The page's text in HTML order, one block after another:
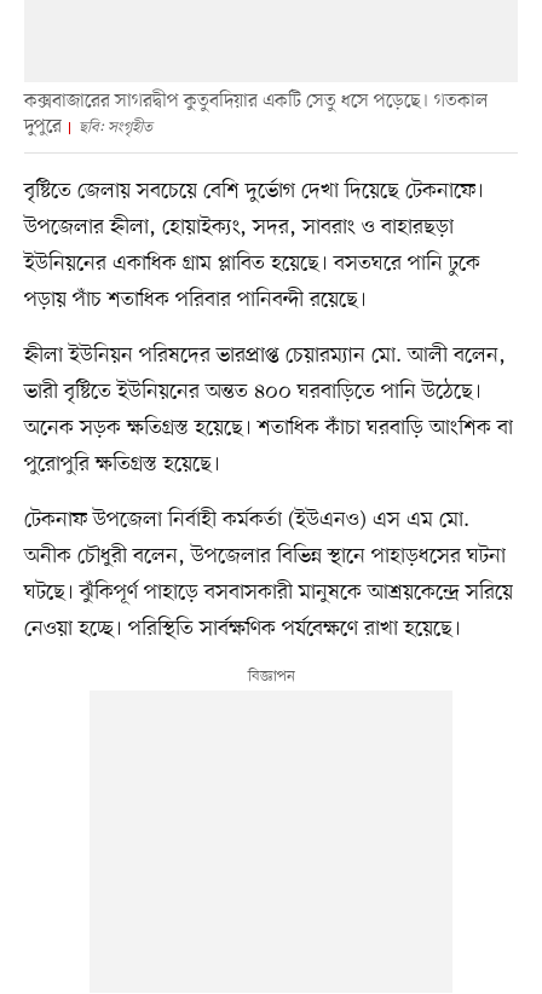
কক্সবাজারের সাগরদ্বীপ কুতুবদিয়ার একটি সেতু ধসে পড়েছে। গতকাল
দুপুরে
ছবি: সংগৃহীত
বৃষ্টিতে জেলায় সবচেয়ে বেশি দুর্ভোগ দেখা দিয়েছে টেকনাফে।
উপজেলার হ্নীলা, হোয়াইক্যং, সদর, সাবরাং ও বাহারছড়া
ইউনিয়নের একাধিক গ্রাম প্লাবিত হয়েছে। বসতঘরে পানি ঢুকে
পড়ায় পাঁচ শতাধিক পরিবার পানিবন্দী রয়েছে।
হ্নীলা ইউনিয়ন পরিষদের ভারপ্রাপ্ত চেয়ারম্যান মো. আলী বলেন,
ভারী বৃষ্টিতে ইউনিয়নের অন্তত ৪০০ ঘরবাড়িতে পানি উঠেছে।
অনেক সড়ক ক্ষতিগ্রস্ত হয়েছে। শতাধিক কাঁচা ঘরবাড়ি আংশিক বা
পুরোপুরি ক্ষতিগ্রস্ত হয়েছে।
টেকনাফ উপজেলা নির্বাহী কর্মকর্তা (ইউএনও) এস এম মো.
অনীক চৌধুরী বলেন, উপজেলার বিভিন্ন স্থানে পাহাড়ধসের ঘটনা
ঘটছে। ঝুঁকিপূর্ণ পাহাড়ে বসবাসকারী মানুষকে আশ্রয়কেন্দ্রে সরিয়ে
নেওয়া হচ্ছে। পরিস্থিতি সার্বক্ষণিক পর্যবেক্ষণে রাখা হয়েছে।